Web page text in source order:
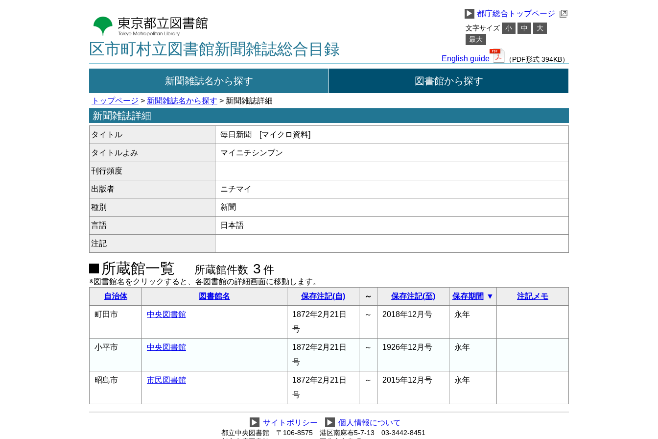
区市町村立図書館新聞雑誌総合目録
▶ 都庁総合トップページ
文字サイズ 小 中
大
最大
English guide （PDF形式 394KB）
新聞雑誌名から探す 図書館から探す
トップページ > 新聞雑誌名から探す > 新聞雑誌詳細
新聞雑誌詳細
タイトル 毎日新聞 [マイクロ資料]
タイトルよみ マイニチシンブン
刊行頻度
出版者 ニチマイ
種別 新聞
言語 日本語
注記
所蔵館一覧 所蔵館件数 3 件
※図書館名をクリックすると、各図書館の詳細画面に移動します。
自治体
図書館名 保存注記(自) ～ 保存注記(至) 保存期間 注記メモ
町田市 中央図書館
1872年2月21日
号
～ 2018年12月号 永年
小平市 中央図書館
1872年2月21日
号
～ 1926年12月号 永年
昭島市 市民図書館
1872年2月21日
号
～ 2015年12月号 永年
▶ サイトポリシー ▶ 個人情報について
都立中央図書館 〒106-8575 港区南麻布5-7-13 03-3442-8451